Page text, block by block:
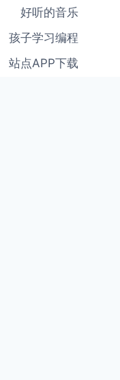
好听的音乐
孩子学习编程
站点APP下载